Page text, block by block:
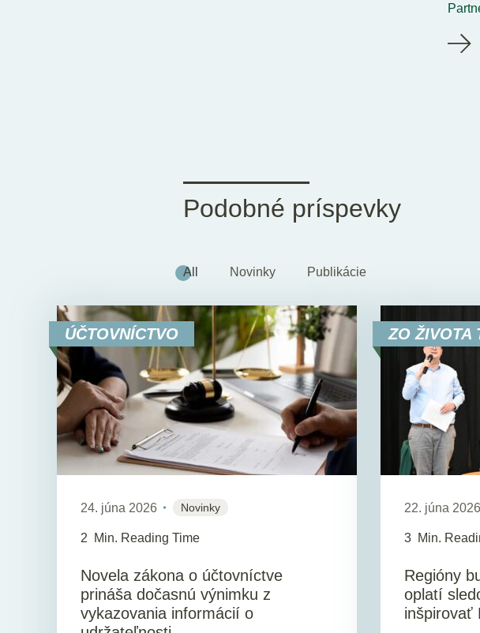
Podobné príspevky
All Novinky Publikácie
ÚČTOVNÍCTVO
24. júna 2026 Novinky
2 Min. Reading Time
Novela zákona o účtovníctve
prináša dočasnú výnimku z
vykazovania informácií o
ZO ŽIVOTA
22. júna 2026
3 Min.
Regióny
oplatí
inšpirovať